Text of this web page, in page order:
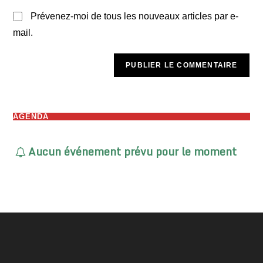
Prévenez-moi de tous les nouveaux articles par e-
mail.
AGENDA
Aucun événement prévu pour le moment